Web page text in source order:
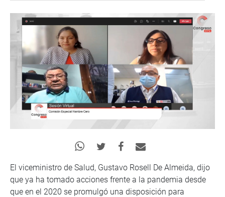
El viceministro de Salud, Gustavo Rosell De Almeida, dijo
que ya ha tomado acciones frente a la pandemia desde
que en el 2020 se promulgó una disposición para